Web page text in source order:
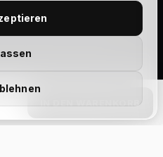
copy of Baraja de Cartas: Play Dead V2 Playing Cards by Riffle Shuffle
exclusivas. Sin spam.
privacidady recibir comunicaciones